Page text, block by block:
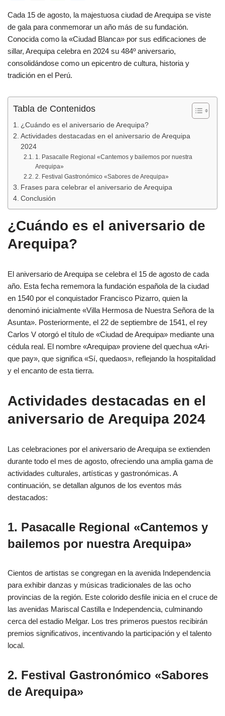
c
e
b
o
k
at
s
A
p
m
p
ar
tir
Cada 15 de agosto, la majestuosa ciudad de Arequipa se viste
de gala para conmemorar un año más de su fundación.
Conocida como la «Ciudad Blanca» por sus edificaciones de
sillar, Arequipa celebra en 2024 su 484º aniversario,
consolidándose como un epicentro de cultura, historia y
tradición en el Perú.
Tabla de Contenidos
¿Cuándo es el aniversario de Arequipa?
Actividades destacadas en el aniversario de Arequipa
2024
1. Pasacalle Regional «Cantemos y bailemos por nuestra
Arequipa»
2. Festival Gastronómico «Sabores de Arequipa»
Frases para celebrar el aniversario de Arequipa
Conclusión
¿Cuándo es el aniversario de
Arequipa?
El aniversario de Arequipa se celebra el 15 de agosto de cada
año. Esta fecha rememora la fundación española de la ciudad
en 1540 por el conquistador Francisco Pizarro, quien la
denominó inicialmente «Villa Hermosa de Nuestra Señora de la
Asunta». Posteriormente, el 22 de septiembre de 1541, el rey
Carlos V otorgó el título de «Ciudad de Arequipa» mediante una
cédula real. El nombre «Arequipa» proviene del quechua «Ari-
que pay», que significa «Sí, quedaos», reflejando la hospitalidad
y el encanto de esta tierra.
Actividades destacadas en el
aniversario de Arequipa 2024
Las celebraciones por el aniversario de Arequipa se extienden
durante todo el mes de agosto, ofreciendo una amplia gama de
actividades culturales, artísticas y gastronómicas. A
continuación, se detallan algunos de los eventos más
destacados:
1. Pasacalle Regional «Cantemos y
bailemos por nuestra Arequipa»
Cientos de artistas se congregan en la avenida Independencia
para exhibir danzas y músicas tradicionales de las ocho
provincias de la región. Este colorido desfile inicia en el cruce de
las avenidas Mariscal Castilla e Independencia, culminando
cerca del estadio Melgar. Los tres primeros puestos recibirán
premios significativos, incentivando la participación y el talento
local.
2. Festival Gastronómico «Sabores
de Arequipa»